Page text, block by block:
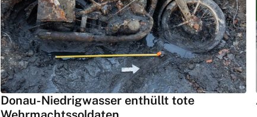
Donau-Niedrigwasser enthüllt tote